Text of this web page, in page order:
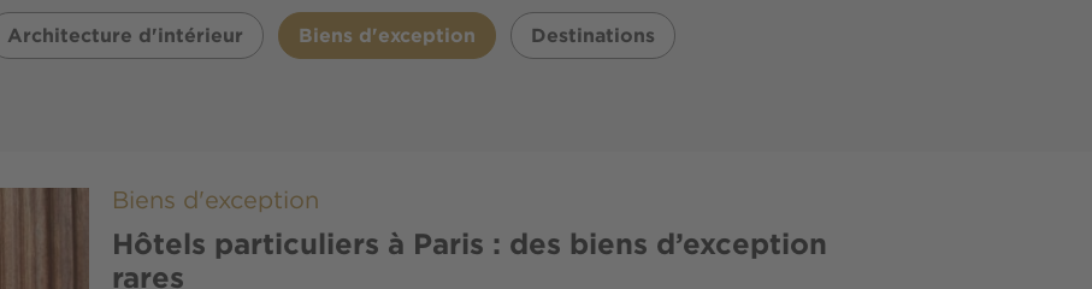
Architecture d'intérieur Biens d'exception Destinations
Biens d'exception
Hôtels particuliers à Paris : des biens d’exception
rares